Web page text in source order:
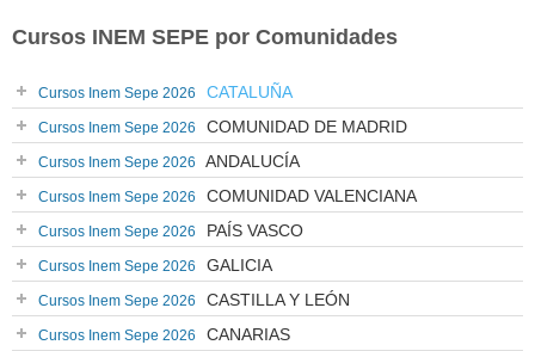
Cursos INEM SEPE por Comunidades
Cursos Inem Sepe 2026 CATALUÑA
Cursos Inem Sepe 2026 COMUNIDAD DE MADRID
Cursos Inem Sepe 2026 ANDALUCÍA
Cursos Inem Sepe 2026 COMUNIDAD VALENCIANA
Cursos Inem Sepe 2026 PAÍS VASCO
Cursos Inem Sepe 2026 GALICIA
Cursos Inem Sepe 2026 CASTILLA Y LEÓN
Cursos Inem Sepe 2026 CANARIAS